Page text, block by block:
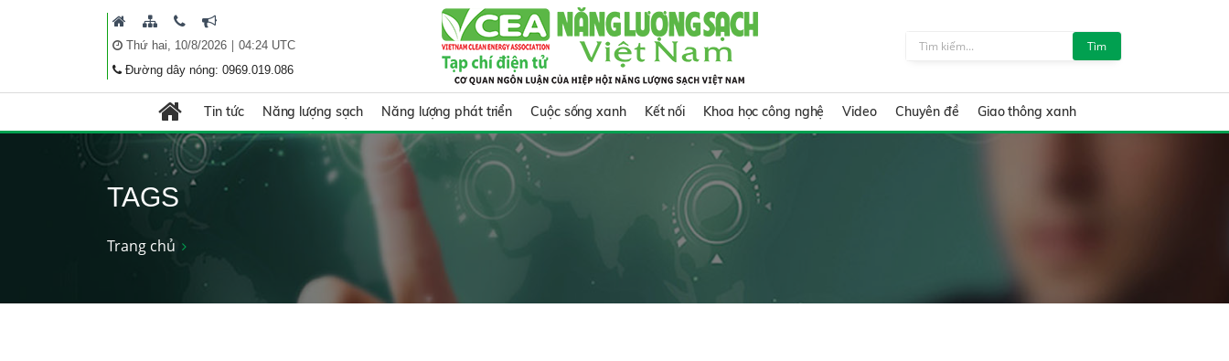
Thứ hai, 10/8/2026| 04:24 UTC
Đường dây nóng: 0969.019.086
Tìm
Tin tức Năng lượng sạch Năng lượng phát triển Cuộc sống xanh Kết nối Khoa học công nghệ Video Chuyên đề Giao thông xanh
TAGS
Trang chủ